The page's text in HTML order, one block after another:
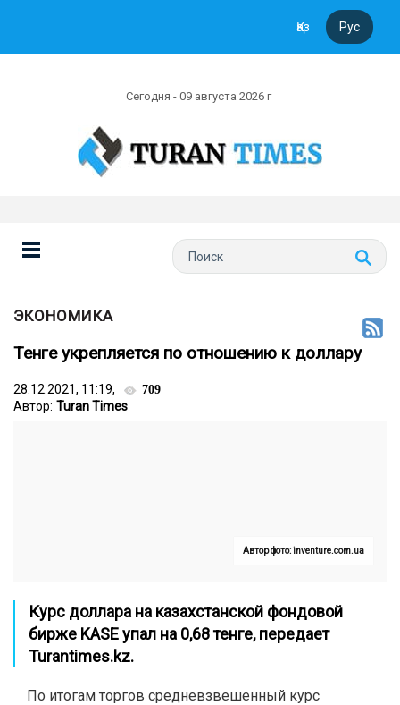
Қаз Рус
Сегодня - 09 августа 2026 г
ЭКОНОМИКА
Тенге укрепляется по отношению к доллару
28.12.2021, 11:19, 709
Автор: Turan Times
Автор фото: inventure.com.ua
Курс доллара на казахстанской фондовой
бирже KASE упал на 0,68 тенге, передает
Turantimes.kz.
По итогам торгов средневзвешенный курс